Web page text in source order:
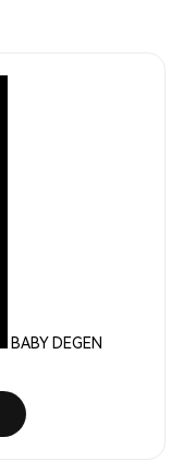
BABY DEGEN